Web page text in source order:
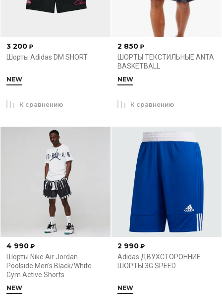
3 200 ₽
Шорты Adidas DM SHORT
NEW
К сравнению
2 850 ₽
ШОРТЫ ТЕКСТИЛЬНЫЕ ANTA
BASKETBALL
NEW
К сравнению
4 990 ₽
Шорты Nike Air Jordan
Poolside Men's Black/White
Gym Active Shorts
NEW
2 990 ₽
Adidas ДВУХСТОРОННИЕ
ШОРТЫ 3G SPEED
NEW